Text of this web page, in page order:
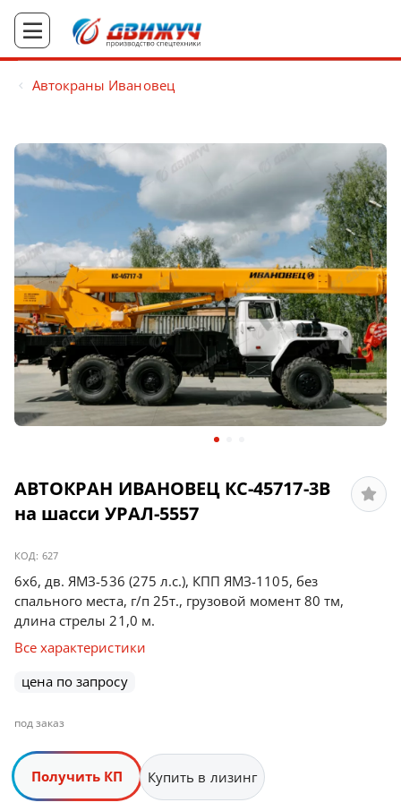
Автокраны Ивановец
АВТОКРАН ИВАНОВЕЦ КС-45717-3В
на шасси УРАЛ-5557
КОД: 627
6х6, дв. ЯМЗ-536 (275 л.с.), КПП ЯМЗ-1105, без
спального места, г/п 25т., грузовой момент 80 тм,
длина стрелы 21,0 м.
Все характеристики
цена по запросу
под заказ
Получить КП Купить в лизинг